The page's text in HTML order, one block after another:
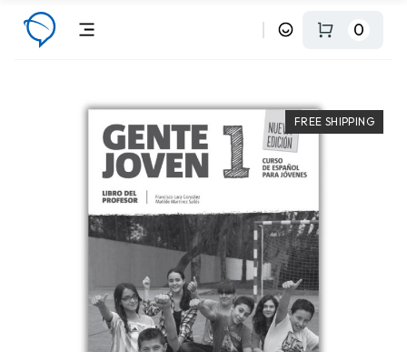
0
FREE SHIPPING